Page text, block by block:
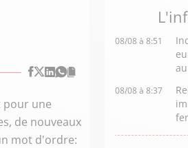
pour une
de nouveaux
mot d'ordre:
08/08 à 8:51
08/08 à 8:37